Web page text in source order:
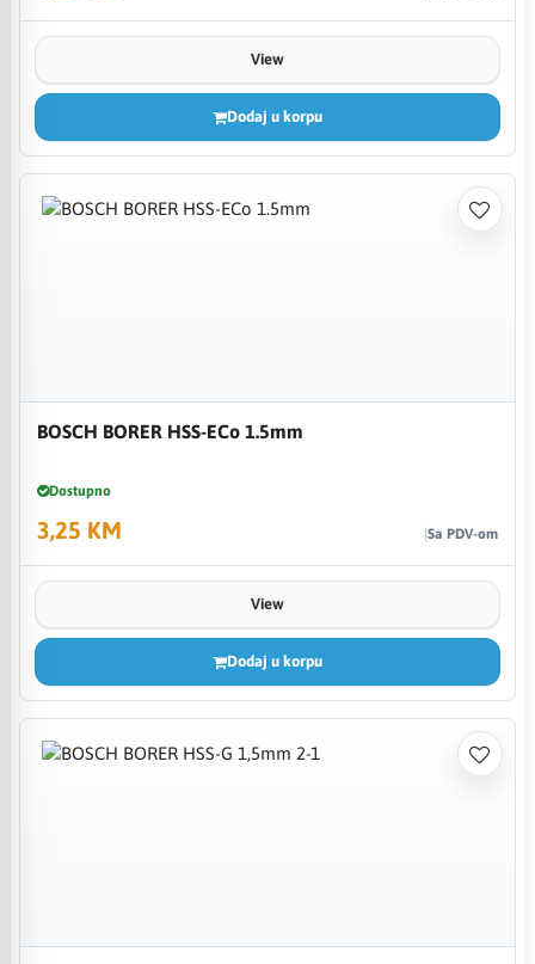
View
Dodaj u korpu
BOSCH BORER HSS-ECo 1.5mm
Dostupno
3,25 KM Sa PDV-om
View
Dodaj u korpu